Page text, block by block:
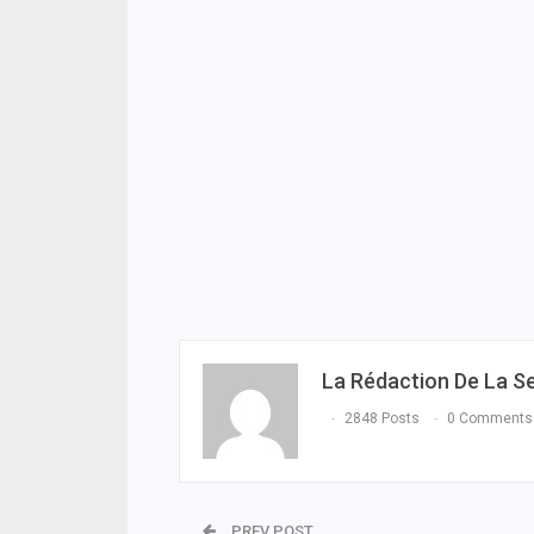
La Rédaction De La
2848 Posts 0 Comments